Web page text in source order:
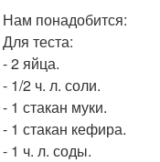
Нам понадобится:
Для теста:
- 2 яйца.
- 1/2 ч. л. соли.
- 1 стакан муки.
- 1 стакан кефира.
- 1 ч. л. соды.